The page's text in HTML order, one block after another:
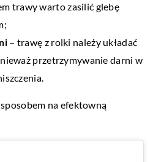
trawy warto zasilić glebę
– trawę z rolki należy układać
przetrzymywanie darni w
na efektowną